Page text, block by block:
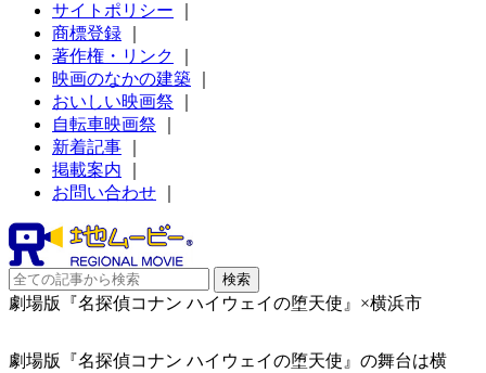
サイトポリシー
商標登録
著作権・リンク
映画のなかの建築
おいしい映画祭
自転車映画祭
新着記事
掲載案内
お問い合わせ
劇場版『名探偵コナン ハイウェイの堕天使』×横浜市
劇場版『名探偵コナン ハイウェイの堕天使』の舞台は横